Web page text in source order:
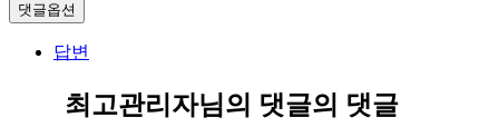
댓글옵션
답변
최고관리자님의 댓글의 댓글